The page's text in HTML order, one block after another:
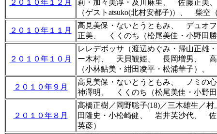
２０１０年１２月
莉・加々美淳・及川麻里、 佐藤正美
（ゲスト atsuko(北村安都子)）、 柴空
２０１０年１１月
高見美保・ないとうともみ、 デュオ
正美、 くくのち（松尾美佳・小野田
２０１０年１０月
レレデボッサ（渡辺めぐみ・帰山正雄
ー木村、 天貝観姫、 長岡増男、
（小林鮎美・紺田凌平・松浦華子）、
２０１０年９月
高見美保・ないとうともみ、 ノミの
神澤明、 くくのち（松尾美佳・小
２０１０年８月
高橋正樹／岡野聡子(18)／三木雄生
田隆史・小松崎健、 岩井芙沙代、 佐
英彦）